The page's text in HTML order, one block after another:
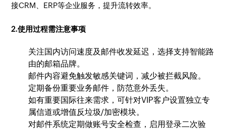
接CRM、ERP等企业服务，提升流转效率。
2.使用过程需注意事项
关注国内访问速度及邮件收发延迟，选择支持智能路
由的邮箱品牌。
邮件内容避免触发敏感关键词，减少被拦截风险。
定期备份重要业务邮件，防范意外丢失。
如有重要国际往来需求，可针对VIP客户设置独立专
属信道或增值反垃圾/加密模块。
对邮件系统定期做账号安全检查，启用登录二次验